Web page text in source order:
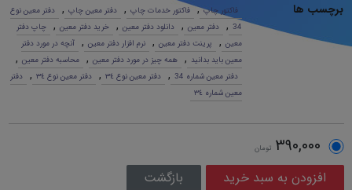
برچسب ها
فاکتور چاپ , فاکتور خدمات چاپ , دفتر معین چاپ ,
دفتر معین نوع
34
, دفتر معین , دانلود دفتر معین , خرید دفتر معین ,
چاپ دفتر
معین , پرینت دفتر معین , نرم افزار دفتر معین ,
آنچه در مورد دفتر
معین باید بدانید , همه چیز در مورد دفتر معین , محاسبه دفتر معین ,
دفتر معین شماره 34 , دفتر معین نوع ٣٤ , دفتر معین نوع ٣٤ ,
دفتر
معین شماره ٣٤
٣٩٠,٠٠٠ تومان
بازگشت